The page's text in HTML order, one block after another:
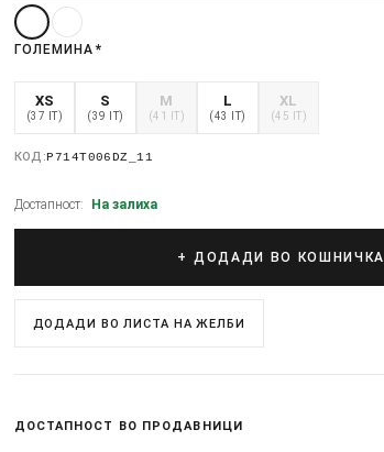
ГОЛЕМИНА *
XS
(37 IT)
S
(39 IT)
M
(41 IT)
L
(43 IT)
XL
(45 IT)
КОД:P714T006DZ_11
Достапност: На залиха
+ ДОДАДИ ВО КОШНИЧКА
ДОДАДИ ВО ЛИСТА НА ЖЕЛБИ
ДОСТАПНОСТ ВО ПРОДАВНИЦИ